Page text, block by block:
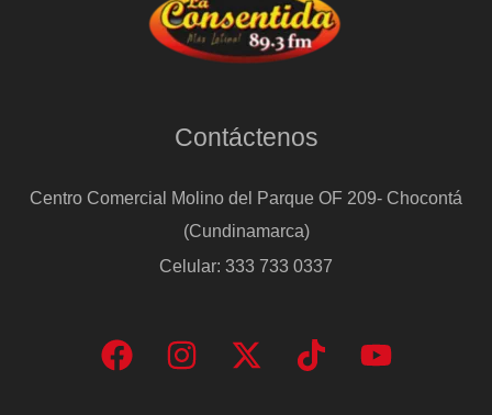
Contáctenos
Centro Comercial Molino del Parque OF 209- Chocontá
(Cundinamarca)
Celular: 333 733 0337